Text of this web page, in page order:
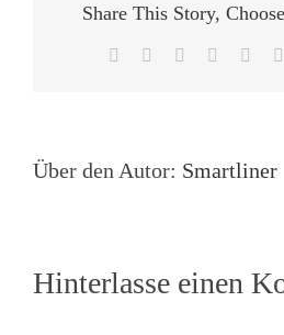
Share This Story,
Facebook
TwitterReddit LinkedIn
Über den Autor: Smartliner
Hinterlasse einen